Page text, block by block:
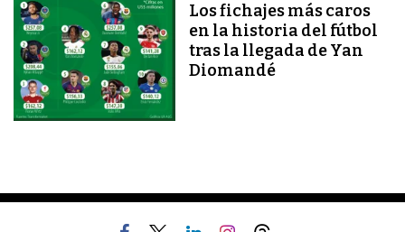
Los fichajes más caros
en la historia del fútbol
tras la llegada de Yan
Diomandé